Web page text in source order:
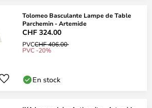
Tolomeo Basculante Lampe de Table
Parchemin - Artemide
CHF 324.00
PVCCHF 406.00
PVC -20%
En stock